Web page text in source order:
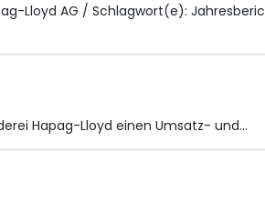
Lloyd AG / Schlagwort(e):
Hapag-Lloyd einen Umsatz- und…